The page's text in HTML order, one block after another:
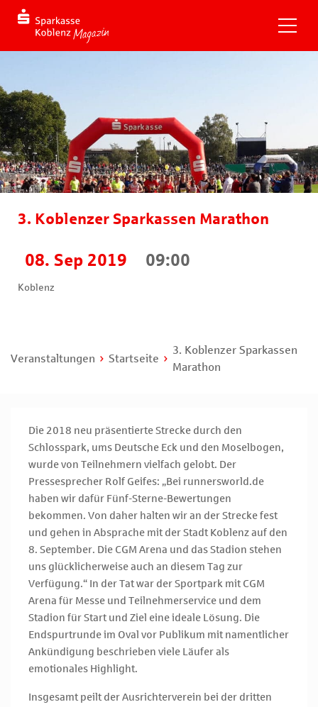
3. Koblenzer Sparkassen Marathon
08. Sep 2019 09:00
Koblenz
Veranstaltungen Startseite
3. Koblenzer Sparkassen
Marathon
Die 2018 neu präsentierte Strecke durch den
Schlosspark, ums Deutsche Eck und den Moselbogen,
wurde von Teilnehmern vielfach gelobt. Der
Pressesprecher Rolf Geifes: „Bei runnersworld.de
haben wir dafür Fünf-Sterne-Bewertungen
bekommen. Von daher halten wir an der Strecke fest
und gehen in Absprache mit der Stadt Koblenz auf den
8. September. Die CGM Arena und das Stadion stehen
uns glücklicherweise auch an diesem Tag zur
Verfügung.“ In der Tat war der Sportpark mit CGM
Arena für Messe und Teilnehmerservice und dem
Stadion für Start und Ziel eine ideale Lösung. Die
Endspurtrunde im Oval vor Publikum mit namentlicher
Ankündigung beschrieben viele Läufer als
emotionales Highlight.
Insgesamt peilt der Ausrichterverein bei der dritten